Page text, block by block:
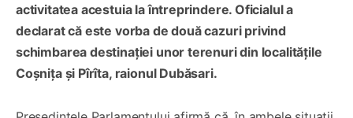
activitatea acestuia la întreprindere. Oficialul a
declarat că este vorba de două cazuri privind
schimbarea destinației unor terenuri din localitățile
Coșnița și Pîrîta, raionul Dubăsari.